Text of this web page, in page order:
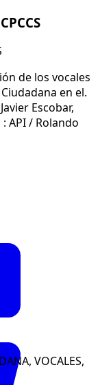
de los vocales
en el.
Escobar,
API / Rolando
VOCALES,